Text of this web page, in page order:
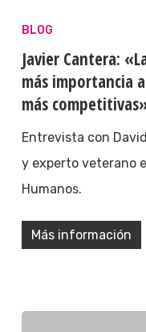
BLOG
Javier Cantera:
más importancia
más
Entrevista con
y experto veterano
Humanos.
Más información